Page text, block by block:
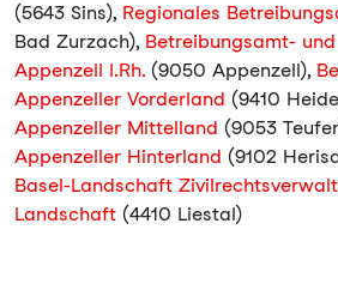
(5643 Sins), Regionales
Bad Zurzach), Betreibungsamt-
Appenzell I.Rh. (9050 Appenzell),
Appenzeller Vorderland (9410
Appenzeller Mittelland (9053
Appenzeller Hinterland (9102
Basel-Landschaft
Landschaft (4410 Liestal)